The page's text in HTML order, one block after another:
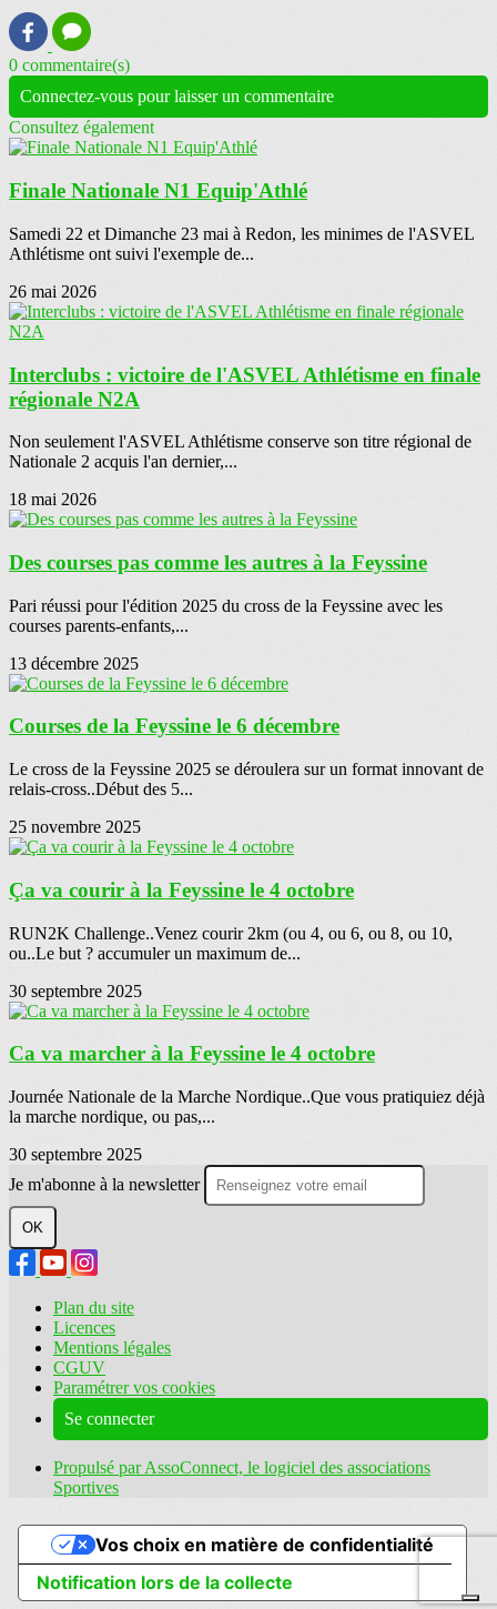
0 commentaire(s)
Connectez-vous pour laisser un commentaire
Consultez également
Finale Nationale N1 Equip'Athlé
Samedi 22 et Dimanche 23 mai à Redon, les minimes de l'ASVEL
Athlétisme ont suivi l'exemple de...
26 mai 2026
Interclubs : victoire de l'ASVEL Athlétisme en finale
régionale N2A
Non seulement l'ASVEL Athlétisme conserve son titre régional de
Nationale 2 acquis l'an dernier,...
18 mai 2026
Des courses pas comme les autres à la Feyssine
Pari réussi pour l'édition 2025 du cross de la Feyssine avec les
courses parents-enfants,...
13 décembre 2025
Courses de la Feyssine le 6 décembre
Le cross de la Feyssine 2025 se déroulera sur un format innovant de
relais-cross..Début des 5...
25 novembre 2025
Ça va courir à la Feyssine le 4 octobre
RUN2K Challenge..Venez courir 2km (ou 4, ou 6, ou 8, ou 10,
ou..Le but ? accumuler un maximum de...
30 septembre 2025
Ca va marcher à la Feyssine le 4 octobre
Journée Nationale de la Marche Nordique..Que vous pratiquiez déjà
la marche nordique, ou pas,...
30 septembre 2025
Je m'abonne à la newsletter
OK
Plan du site
Licences
Mentions légales
CGUV
Paramétrer vos cookies
Se connecter
Propulsé par AssoConnect, le logiciel des associations
Sportives
Notification lors de la collecte
Vos choix en matière de confidentialité